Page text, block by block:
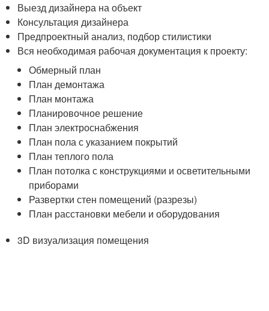
Выезд дизайнера на объект
Консультация дизайнера
Предпроектный анализ, подбор стилистики
Вся необходимая рабочая документация к проекту:
Обмерный план
План демонтажа
План монтажа
Планировочное решение
План электроснабжения
План пола с указанием покрытий
План теплого пола
План потолка с конструкциями и осветительными
приборами
Развертки стен помещений (разрезы)
План расстановки мебели и оборудования
3D визуализация помещения